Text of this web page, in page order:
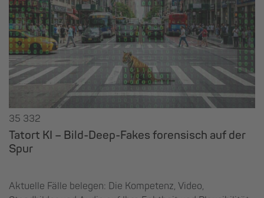
35 332
Tatort KI – Bild-Deep-Fakes forensisch auf der
Spur
Aktuelle Fälle belegen: Die Kompetenz, Video,